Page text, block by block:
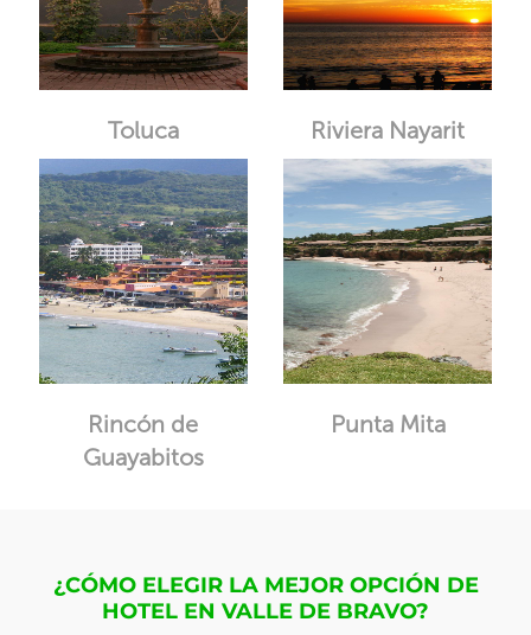
Toluca Riviera Nayarit
Rincón de
Guayabitos
Punta Mita
¿CÓMO ELEGIR LA MEJOR OPCIÓN DE
HOTEL EN VALLE DE BRAVO?